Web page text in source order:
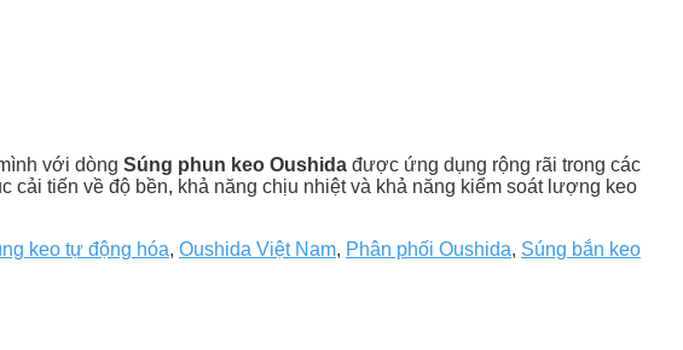
với dòng Súng phun keo Oushida được ứng dụng rộng rãi trong các
cải tiến về độ bền, khả năng chịu nhiệt và khả năng kiểm soát lượng keo
keo tự động hóa, Oushida Việt Nam, Phân phối Oushida, Súng bắn keo